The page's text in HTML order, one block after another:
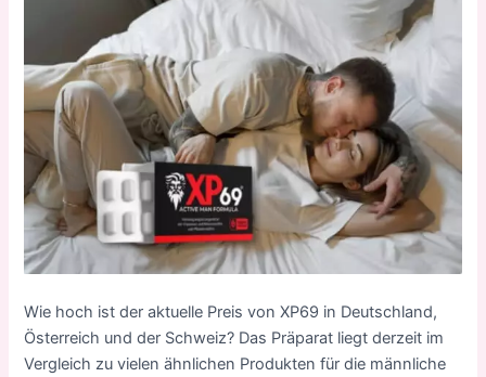
Wie hoch ist der aktuelle Preis von XP69 in Deutschland,
Österreich und der Schweiz? Das Präparat liegt derzeit im
Vergleich zu vielen ähnlichen Produkten für die männliche